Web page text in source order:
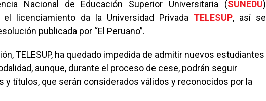
Nacional de Educación Superior Universitaria (SUNEDU)
el licenciamiento da la Universidad Privada TELESUP, así se
publicada por “El Peruano”.
TELESUP, ha quedado impedida de admitir nuevos estudiantes
aunque, durante el proceso de cese, podrán seguir
y títulos, que serán considerados válidos y reconocidos por la